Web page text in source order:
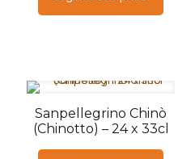
Sanpellegrino Chinò
(Chinotto) – 24 x 33cl